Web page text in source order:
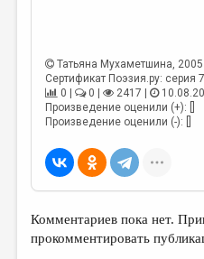
ТРЕДИАКОВСКИЙ
МЕДИА
Татьяна Мухаметшина, 2005
Сертификат Поэзия.ру:
0 |
0 | 2417 |
Произведение оценили (+): []
Произведение оценили (-): []
Комментариев пока нет.
прокомментировать